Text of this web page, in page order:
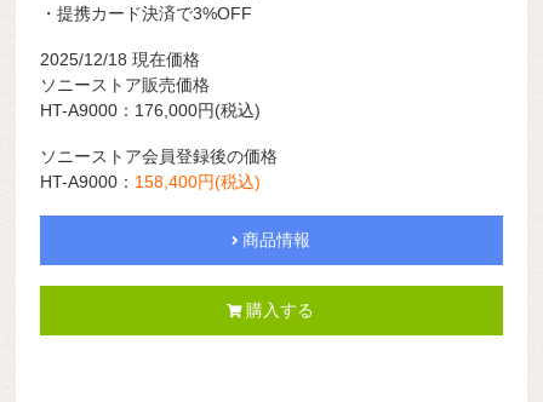
・提携カード決済で3%OFF
2025/12/18 現在価格
ソニーストア販売価格
HT-A9000：176,000円(税込)
ソニーストア会員登録後の価格
HT-A9000： 158,400円(税込)
商品情報
購入する